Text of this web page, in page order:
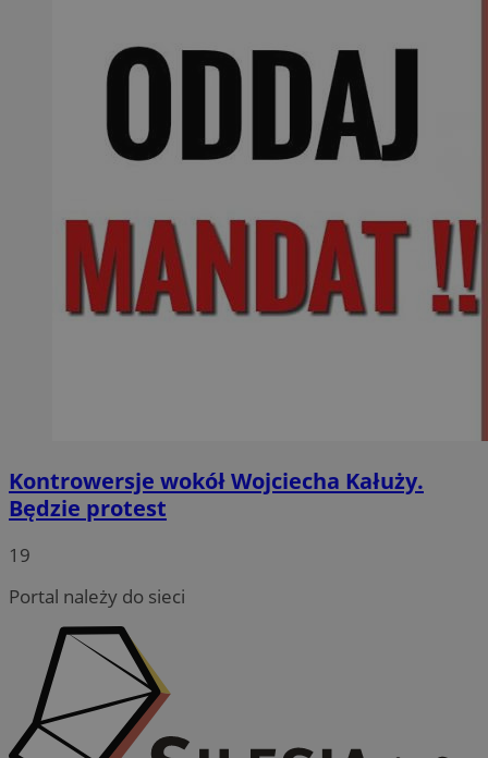
Kontrowersje wokół Wojciecha Kałuży.
Będzie protest
19
Portal należy do sieci